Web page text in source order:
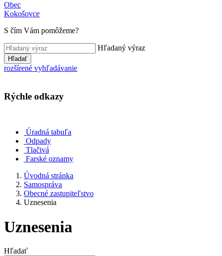
Obec
Kokošovce
S čím Vám pomôžeme?
Hľadaný výraz
Hľadať
rozšírené vyhľadávanie
Rýchle odkazy
Úradná tabuľa
Odpady
Tlačivá
Farské oznamy
Úvodná stránka
Samospráva
Obecné zastupiteľstvo
Uznesenia
Uznesenia
Hľadať